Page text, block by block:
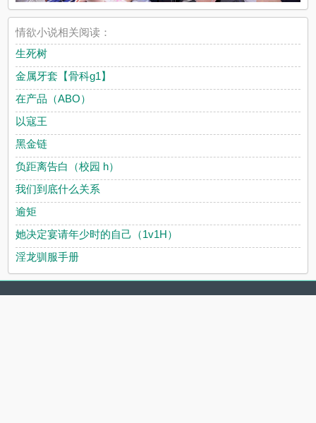
情欲小说相关阅读：
生死树
金属牙套【骨科g1】
在产品（ABO）
以寇王
黑金链
负距离告白（校园 h）
我们到底什么关系
逾矩
她决定宴请年少时的自己（1v1H）
淫龙驯服手册